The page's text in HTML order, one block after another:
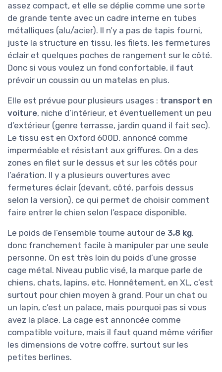
assez compact, et elle se déplie comme une sorte
de grande tente avec un cadre interne en tubes
métalliques (alu/acier). Il n’y a pas de tapis fourni,
juste la structure en tissu, les filets, les fermetures
éclair et quelques poches de rangement sur le côté.
Donc si vous voulez un fond confortable, il faut
prévoir un coussin ou un matelas en plus.
Elle est prévue pour plusieurs usages : transport en
voiture, niche d’intérieur, et éventuellement un peu
d’extérieur (genre terrasse, jardin quand il fait sec).
Le tissu est en Oxford 600D, annoncé comme
imperméable et résistant aux griffures. On a des
zones en filet sur le dessus et sur les côtés pour
l’aération. Il y a plusieurs ouvertures avec
fermetures éclair (devant, côté, parfois dessus
selon la version), ce qui permet de choisir comment
faire entrer le chien selon l’espace disponible.
Le poids de l’ensemble tourne autour de 3,8 kg,
donc franchement facile à manipuler par une seule
personne. On est très loin du poids d’une grosse
cage métal. Niveau public visé, la marque parle de
chiens, chats, lapins, etc. Honnêtement, en XL, c’est
surtout pour chien moyen à grand. Pour un chat ou
un lapin, c’est un palace, mais pourquoi pas si vous
avez la place. La cage est annoncée comme
compatible voiture, mais il faut quand même vérifier
les dimensions de votre coffre, surtout sur les
petites berlines.